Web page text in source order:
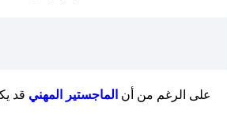
على الرغم من أن الماجستير المهني قد